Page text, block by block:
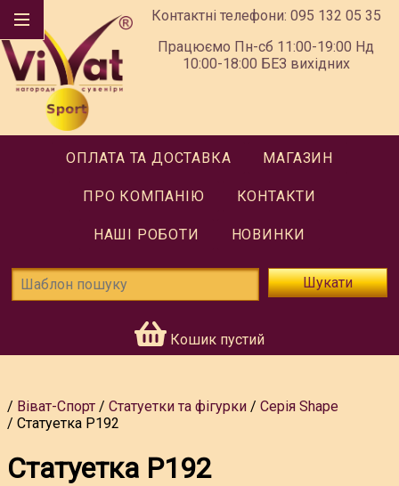
Контактні телефони: 095 132 05 35
Працюємо Пн-сб 11:00-19:00 Нд
10:00-18:00 БЕЗ вихідних
ОПЛАТА ТА ДОСТАВКА МАГАЗИН
ПРО КОМПАНІЮ КОНТАКТИ
НАШІ РОБОТИ НОВИНКИ
Шукати
Кошик пустий
Віват-Спорт Статуетки та фігурки
Серія Shape
Статуетка P192
Статуетка P192